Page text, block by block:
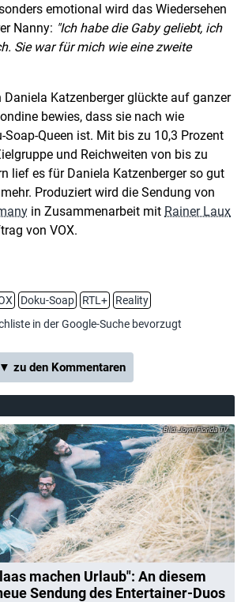
emotional wird das Wiedersehen
Nanny: Ich habe die Gaby geliebt, ich
Sie war für mich wie eine zweite
Daniela Katzenberger glückte auf ganzer
bewies, dass sie nach wie
Soap-Queen ist. Mit bis zu 10,3 Prozent
und Reichweiten von bis zu
lief es für Daniela Katzenberger so gut
Produziert wird die Sendung von
in Zusammenarbeit mit Rainer Laux
von VOX.
Doku-Soap RTL+
Reality
in der Google-Suche bevorzugt
▼ zu den Kommentaren
Joyn/Florida TV
machen Urlaub": An diesem
Sendung des Entertainer-Duos